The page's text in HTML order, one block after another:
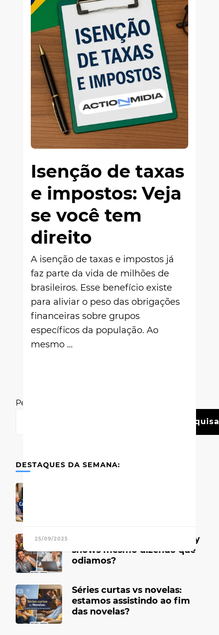
Isenção de taxas
e impostos: Veja
se você tem
direito
A isenção de taxas e impostos já
faz parte da vida de milhões de
brasileiros. Esse benefício existe
para aliviar o peso das obrigações
financeiras sobre grupos
específicos da população. Ao
mesmo …
25/09/2025
Pesquisar
DESTAQUES DA SEMANA:
Por que gostamos de reality
shows mesmo dizendo que
odiamos?
Séries curtas vs novelas:
estamos assistindo ao fim
das novelas?